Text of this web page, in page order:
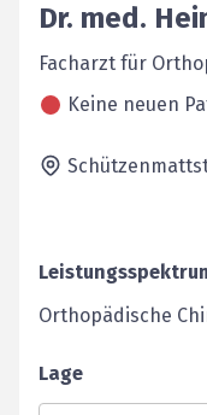
Dr. med.
Facharzt für
Keine neuen
Orthopädische
Lage